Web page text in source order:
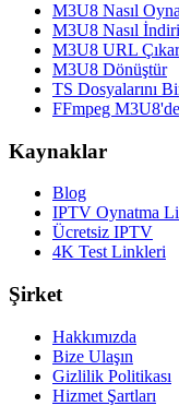
M3U8 Nasıl
M3U8 Nasıl
M3U8 URL Çıkar
M3U8 Dönüştür
TS Dosyalarını
FFmpeg
Kaynaklar
Blog
IPTV Oynatma
Ücretsiz IPTV
4K Test Linkleri
Şirket
Hakkımızda
Bize Ulaşın
Gizlilik Politikası
Hizmet Şartları